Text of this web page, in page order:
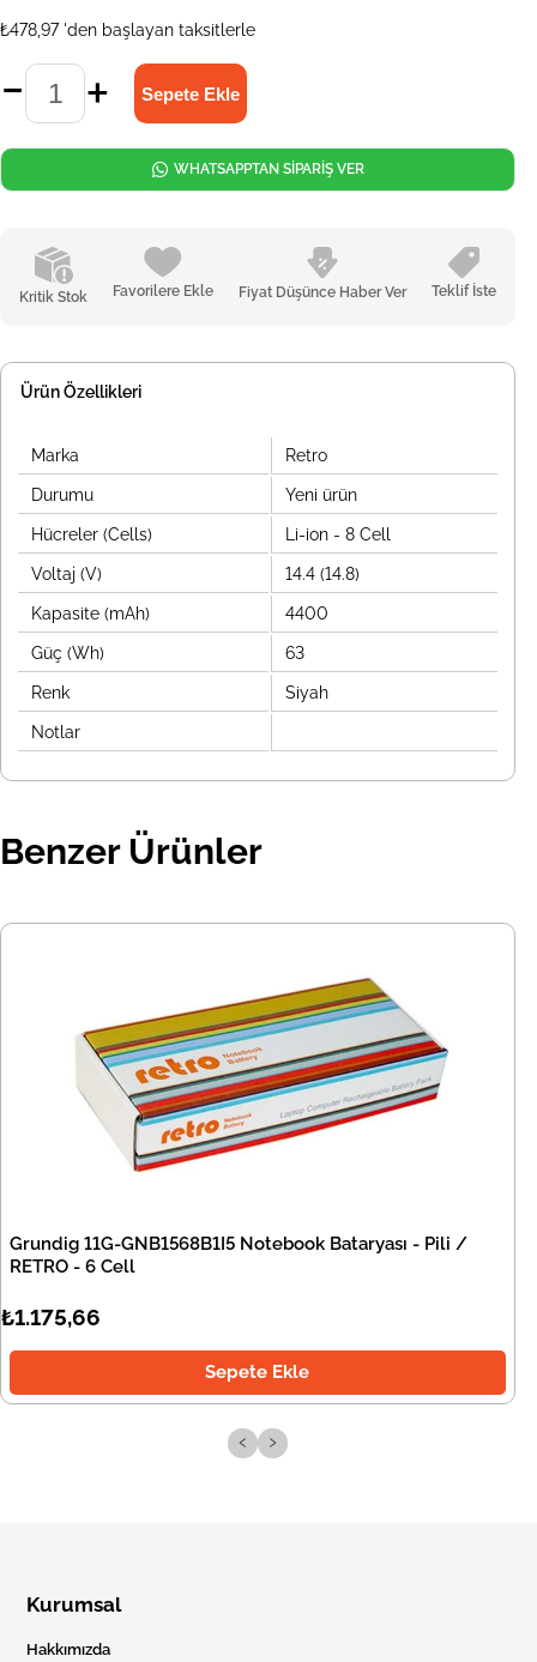
₺478,97 'den başlayan taksitlerle
Kritik Stok Favorilere Ekle Fiyat Düşünce Haber Ver Teklif İste
WHATSAPPTAN SİPARİŞ VER
Ürün Özellikleri
Marka Retro
Durumu Yeni ürün
Hücreler (Cells) Li-ion - 8 Cell
Voltaj (V) 14.4 (14.8)
Kapasite (mAh) 4400
Güç (Wh) 63
Renk Siyah
Notlar
Benzer Ürünler
Grundig 11G-GNB1568B1I5 Notebook Bataryası - Pili /
RETRO - 6 Cell
₺1.175,66
Sepete Ekle
‹ ›
Kurumsal
Hakkımızda